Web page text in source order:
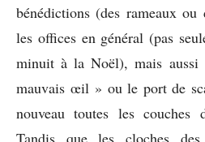
bénédictions (des rameaux
les offices en général (pas
minuit à la Noël), mais aussi
mauvais œil » ou le port de
nouveau toutes les couches
Tandis que les cloches